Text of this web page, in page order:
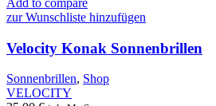
mehrere
auf.
Die
Optionen
können
zur Wunschliste hinzufügen
Velocity Konak Sonnenbrillen
Sonnenbrillen, Shop
VELOCITY